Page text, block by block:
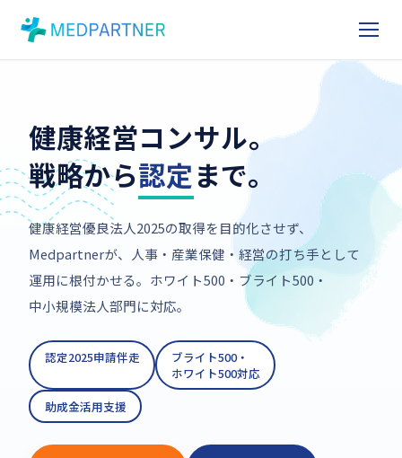
健康経営コンサル。
戦略から認定まで。
健康経営優良法人2025の取得を目的化させず、
Medpartnerが、人事・産業保健・経営の打ち手として
運用に根付かせる。ホワイト500・ブライト500・
中小規模法人部門に対応。
認定2025申請伴走
ブライト500・
ホワイト500対応
助成金活用支援